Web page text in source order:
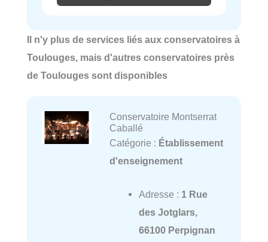
Il n'y plus de services liés aux conservatoires à
Toulouges, mais d'autres conservatoires près
de Toulouges sont disponibles
Conservatoire Montserrat
Caballé
Catégorie : Établissement
d'enseignement
Adresse : 1 Rue
des Jotglars,
66100 Perpignan